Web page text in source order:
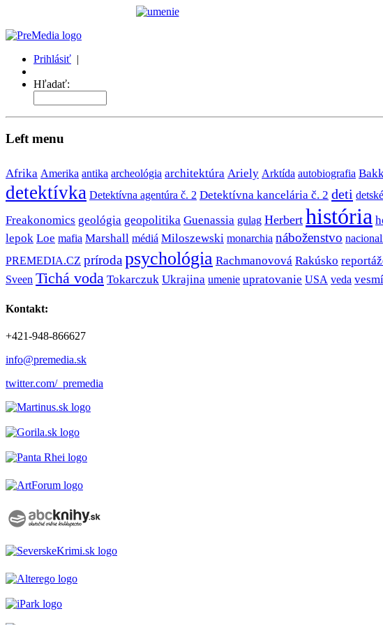
Prihlásiť |
Hľadať:
Left menu
Afrika Amerika antika archeológia architektúra Ariely Arktída autobiografia
detektívka Detektívna agentúra č. 2 Detektívna kancelária č. 2 deti detské
Freakonomics geológia geopolitika Guenassia gulag Herbert história
lepok Loe mafia Marshall médiá Miloszewski monarchia náboženstvo
PREMEDIA.CZ prírodapsychológia Rachmanovová Rakúsko
Sveen Tichá voda Tokarczuk Ukrajina umenie upratovanie USA veda
Kontakt:
+421-948-866627
info@premedia.sk
twitter.com/_premedia